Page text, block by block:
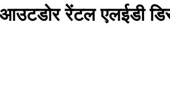
रेंटल एलईडी